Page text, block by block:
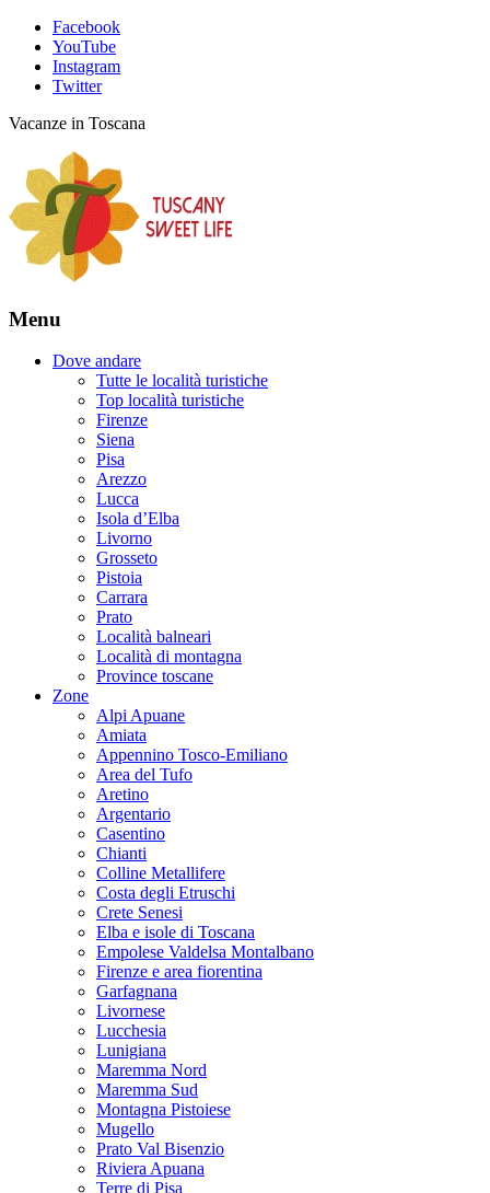
Facebook
YouTube
Instagram
Twitter
Vacanze in Toscana
Menu
Dove andare
Tutte le località turistiche
Top località turistiche
Firenze
Siena
Pisa
Arezzo
Lucca
Isola d’Elba
Livorno
Grosseto
Pistoia
Carrara
Prato
Località balneari
Località di montagna
Province toscane
Zone
Alpi Apuane
Amiata
Appennino Tosco-Emiliano
Area del Tufo
Aretino
Argentario
Casentino
Chianti
Colline Metallifere
Costa degli Etruschi
Crete Senesi
Elba e isole di Toscana
Empolese Valdelsa Montalbano
Firenze e area fiorentina
Garfagnana
Livornese
Lucchesia
Lunigiana
Maremma Nord
Maremma Sud
Montagna Pistoiese
Mugello
Prato Val Bisenzio
Riviera Apuana
Terre di Pisa